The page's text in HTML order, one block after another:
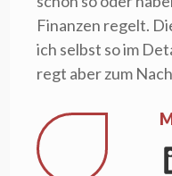
Finanzen regelt.
ich selbst so im
regt aber zum